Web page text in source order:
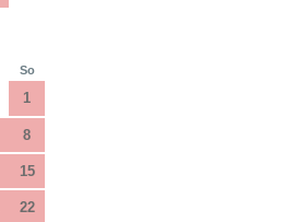
So
1
8
15
22